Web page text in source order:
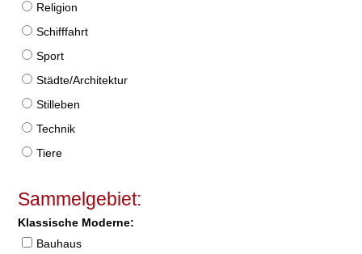
Religion
Schifffahrt
Sport
Städte/Architektur
Stilleben
Technik
Tiere
Sammelgebiet:
Klassische Moderne:
Bauhaus